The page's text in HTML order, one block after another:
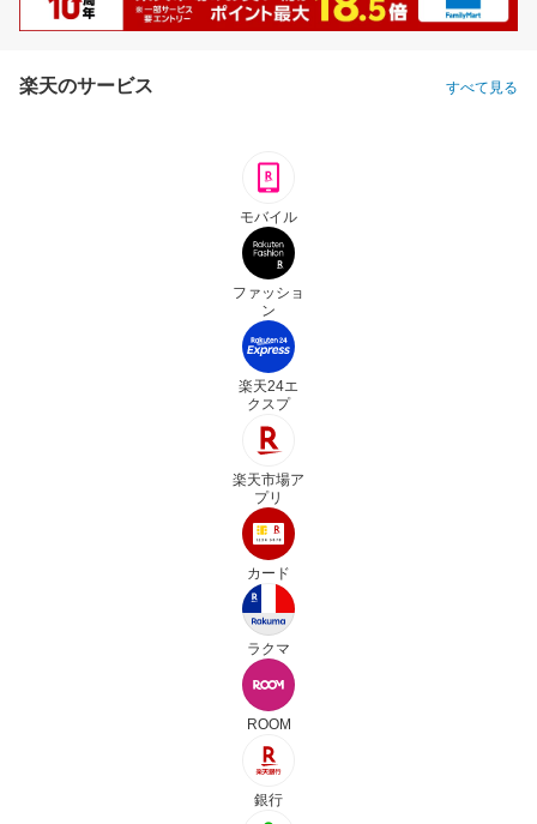
楽天のサービス すべて見る
モバイル
ファッショ
ン
楽天24エ
クスプ
楽天市場ア
プリ
カード
ラクマ
ROOM
銀行